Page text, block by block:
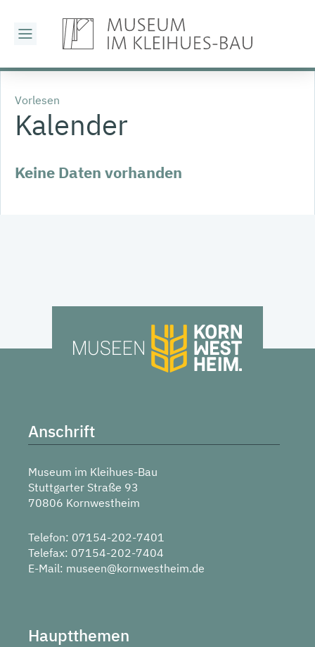
Vorlesen
Kalender
Keine Daten vorhanden
Anschrift
Museum im Kleihues-Bau
Stuttgarter Straße 93
70806 Kornwestheim
Telefon: 07154-202-7401
Telefax: 07154-202-7404
E-Mail: museen@kornwestheim.de
Hauptthemen